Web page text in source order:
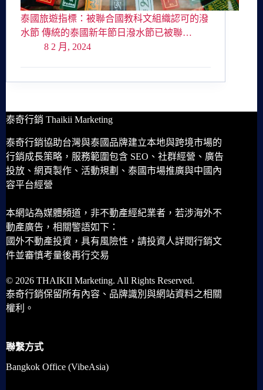
泰國旅遊指標：被聯合國教科文組織認可的潑
水節 傳統的泰國新年節日潑水節已被聯…
8 2 月, 2024
泰奇行銷 Thaikii Marketing
泰奇行銷協助台灣與泰國品牌建立本地與跨境市場的
行銷成長策略，服務範圍包含 SEO、社群經營、廣告
投放、網頁製作、活動規劃、泰國市場推廣與中國內
容平台經營
本網站為媒體頻道，非不動產經紀業者，若涉海外不
動產廣告，相關警語如下：
國外不動產投資，具有風險性，請投資人詳閱行銷文
件並審慎考量後再行交易
© 2026 THAIKII Marketing. All Rights Reserved.
泰奇行銷保留所有內容、品牌識別與網站資料之相關
權利。
聯繫方式
Bangkok Office (VibeAsia)